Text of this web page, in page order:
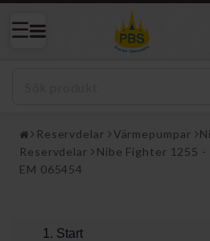
Reservdelar Värmepumpar
Reservdelar
Nibe Fighter 1255 -
EM 065454
Start